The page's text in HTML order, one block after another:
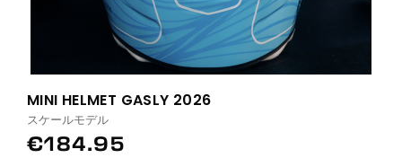
MINI HELMET GASLY 2026
スケールモデル
€184.95